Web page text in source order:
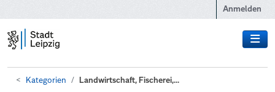
Anmelden
Kategorien Landwirtschaft, Fischerei,...